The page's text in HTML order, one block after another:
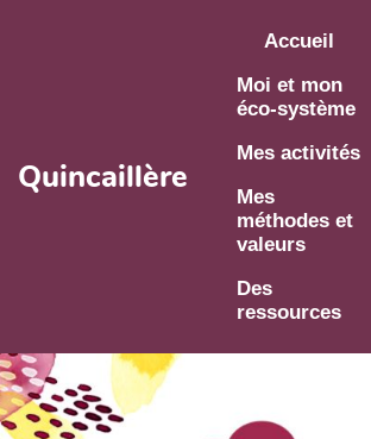
Aller au contenu principal
Quincaillère
Accueil
Moi et mon
éco-système
Mes activités
Mes
méthodes et
valeurs
Des
ressources